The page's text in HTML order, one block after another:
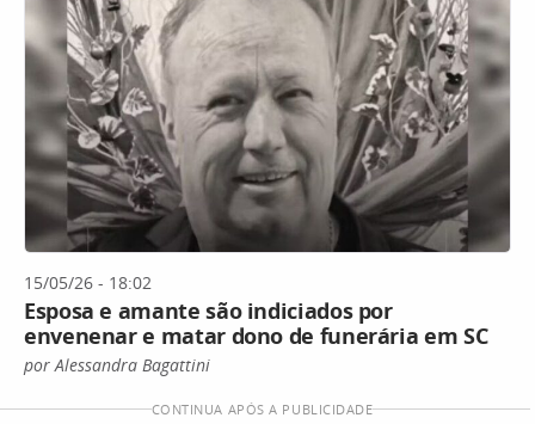
15/05/26 - 18:02
Esposa e amante são indiciados por
envenenar e matar dono de funerária em SC
por Alessandra Bagattini
CONTINUA APÓS A PUBLICIDADE